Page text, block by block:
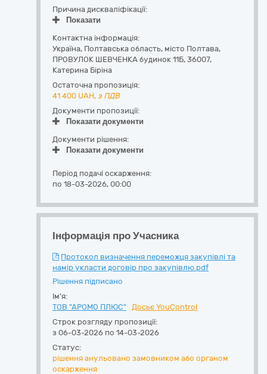
Причина дискваліфікації:
Показати
Контактна інформація:
Україна, Полтавська область, місто Полтава,
ПРОВУЛОК ШЕВЧЕНКА будинок 11Б, 36007,
Катерина Біріна
Остаточна пропозиція:
41 400 UAH, з ПДВ
Документи пропозиції:
Показати документи
Документи рішення:
Показати документи
Період подачі оскарження:
по 18-03-2026, 00:00
Інформація про Учасника
Протокол визначення переможця закупівлі та
намір укласти договір про закупівлю.pdf
Рішення підписано
Ім'я:
ТОВ "АРОМО ПЛЮС"
Досьє YouControl
Строк розгляду пропозиції:
з 06-03-2026 по 14-03-2026
Статус:
рішення анульовано замовником або органом
оскарження